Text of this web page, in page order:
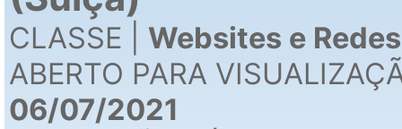
CLASSE | Websites e
ABERTO PARA
06/07/2021